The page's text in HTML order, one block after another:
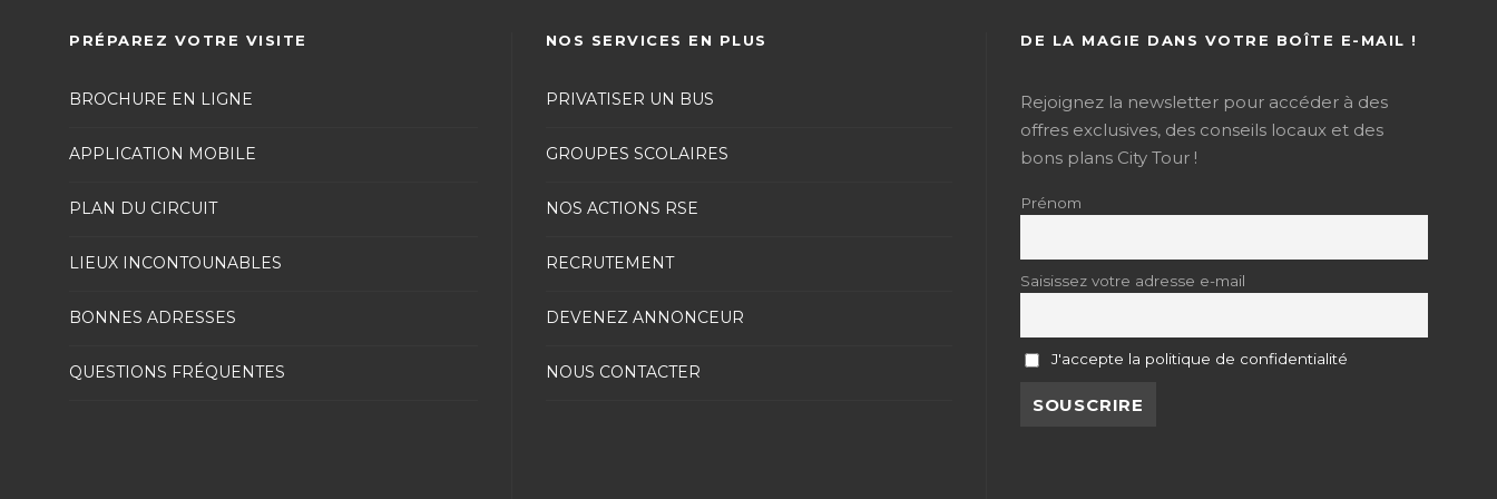
PRÉPAREZ VOTRE VISITE
BROCHURE EN LIGNE
APPLICATION MOBILE
PLAN DU CIRCUIT
LIEUX INCONTOUNABLES
BONNES ADRESSES
QUESTIONS FRÉQUENTES
NOS SERVICES EN PLUS
PRIVATISER UN BUS
GROUPES SCOLAIRES
NOS ACTIONS RSE
RECRUTEMENT
DEVENEZ ANNONCEUR
NOUS CONTACTER
DE LA MAGIE DANS VOTRE BOÎTE E-MAIL !
Rejoignez la newsletter pour accéder à des
offres exclusives, des conseils locaux et des
bons plans City Tour !
Prénom
Saisissez votre adresse e-mail
J'accepte la politique de confidentialité